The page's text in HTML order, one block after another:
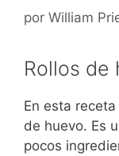
por William
Rollos de
En esta
de huevo. Es
pocos